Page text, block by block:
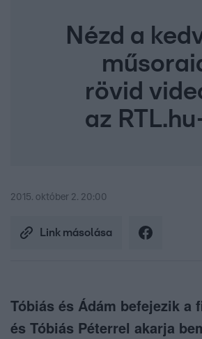
Nézd a
rövid
az
2015. október 2. 20:00
Link másolása
Tóbiás és Ádám befejezik a
és Tóbiás Péterrel akarja